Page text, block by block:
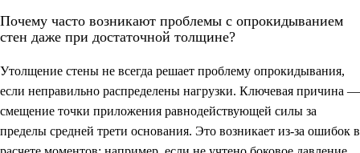
Почему часто возникают проблемы с опрокидыванием
стен даже при достаточной толщине?
Утолщение стены не всегда решает проблему опрокидывания,
если неправильно распределены нагрузки. Ключевая причина —
смещение точки приложения равнодействующей силы за
пределы средней трети основания. Это возникает из-за ошибок в